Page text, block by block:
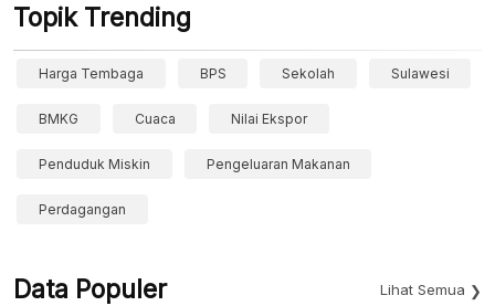
Topik Trending
Harga Tembaga BPS Sekolah Sulawesi
BMKG Cuaca Nilai Ekspor
Penduduk Miskin Pengeluaran Makanan
Perdagangan
Data Populer Lihat Semua